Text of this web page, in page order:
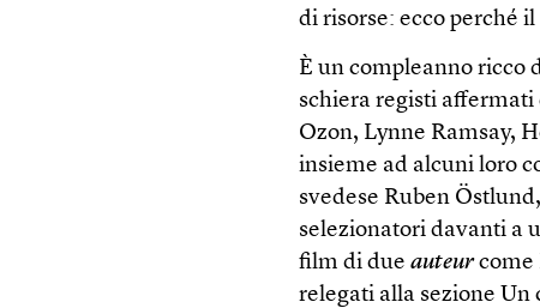
di risorse: ecco perché
È un compleanno ricco
schiera registi
Ozon, Lynne Ramsay,
insieme ad alcuni loro
svedese Ruben
selezionatori davanti a
film di dueauteurcome
relegati alla sezione